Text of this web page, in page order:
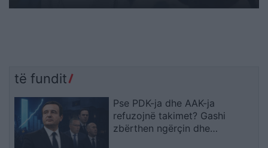
të fundit
Pse PDK-ja dhe AAK-ja
refuzojnë takimet? Gashi
zbërthen ngërçin dhe